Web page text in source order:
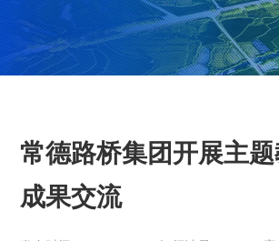
常德路桥集团开展主
成果交流